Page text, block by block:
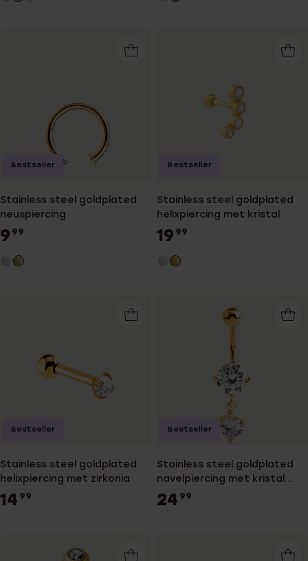
Stainless steel goldplated
neuspiercing
9 99
Bestseller
Stainless steel goldplated
helixpiercing met kristal
19 99
Bestseller
Stainless steel goldplated
helixpiercing met zirkonia
14 99
Bestseller
Stainless steel goldplated
navelpiercing met kristal
voor dames
24 99
Bestseller